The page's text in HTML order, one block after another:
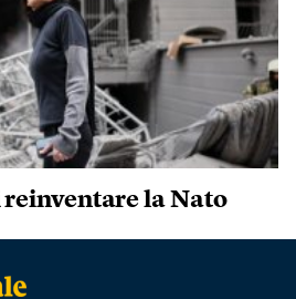
la Nato